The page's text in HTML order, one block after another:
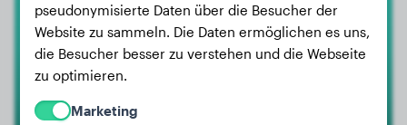
pseudonymisierte Daten über die Besucher der
Website zu sammeln. Die Daten ermöglichen es uns,
die Besucher besser zu verstehen und die Webseite
zu optimieren.
Marketing